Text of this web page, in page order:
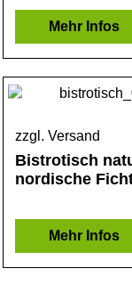
Mehr Infos
zzgl. Versand
Bistrotisch
nordische
Mehr Infos